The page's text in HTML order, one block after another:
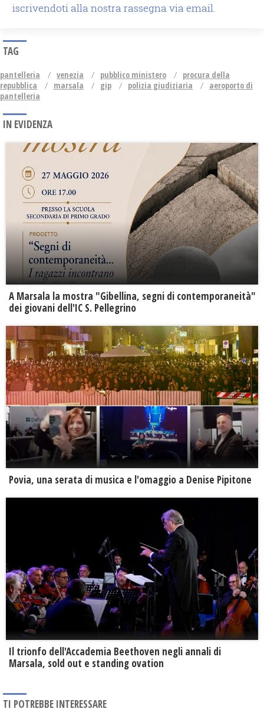
iscrivendoti alla nostra rassegna via email.
TAG
pantelleria venezia pubblico ministero
procura della
repubblica
marsala gip polizia giudiziaria
aeroporto di
pantelleria
IN EVIDENZA
A Marsala la mostra "Gibellina, segni di contemporaneità"
dei giovani dell'IC S. Pellegrino
Povia, una serata di musica e l'omaggio a Denise Pipitone
Il trionfo dell'Accademia Beethoven negli annali di
Marsala, sold out e standing ovation
TI POTREBBE INTERESSARE